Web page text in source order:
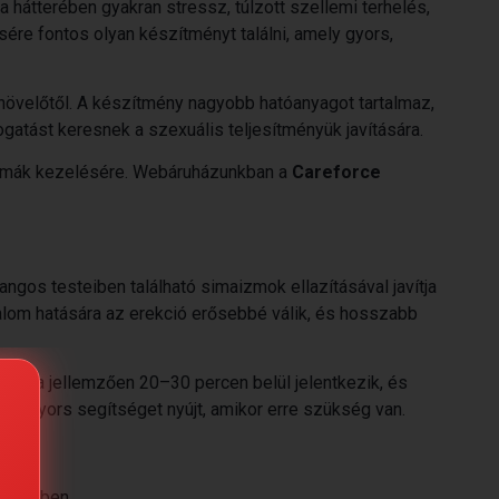
hátterében gyakran stressz, túlzott szellemi terhelés,
fontos olyan készítményt találni, amely gyors,
A készítmény nagyobb hatóanyagot tartalmaz,
keresnek a szexuális teljesítményük javítására.
kezelésére. Webáruházunkban a Careforce
testeiben található simaizmok ellazításával javítja
hatására az erekció erősebbé válik, és hosszabb
jellemzően 20–30 percen belül jelentkezik, és
gyors segítséget nyújt, amikor erre szükség van.